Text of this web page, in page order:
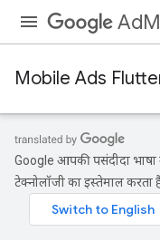
Mobile Ads
Google आपकी पसंदीदा
टेक्नोलॉजी का इस्तेमाल